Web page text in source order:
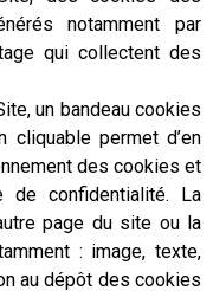
notamment par
qui collectent des
un bandeau cookies
cliquable permet d’en
des cookies et
de confidentialité. La
page du site ou la
: image, texte,
au dépôt des cookies